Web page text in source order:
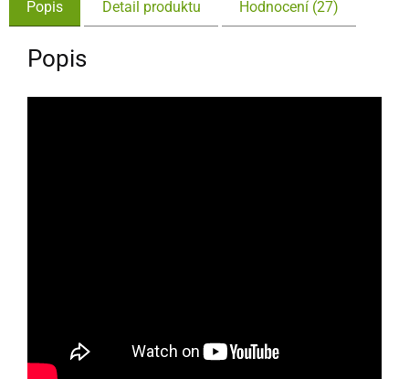
Popis Detail produktu Hodnocení (27)
Popis